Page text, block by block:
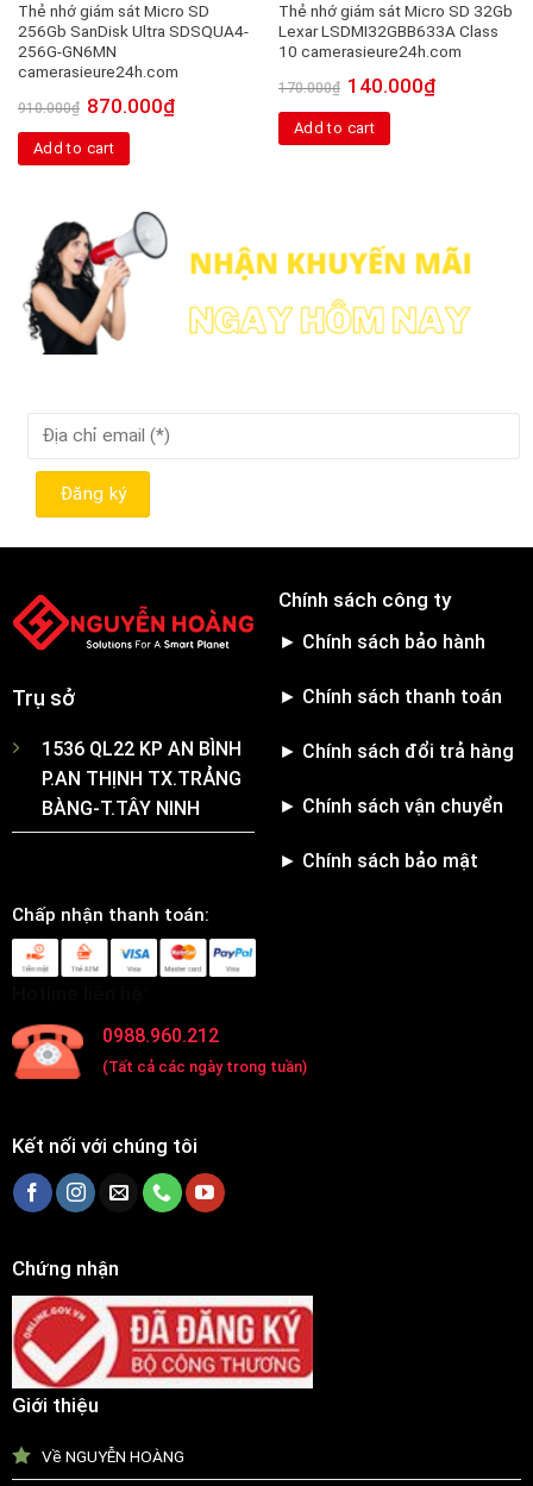
Thẻ nhớ giám sát Micro SD
256Gb SanDisk Ultra SDSQUA4-
256G-GN6MN
camerasieure24h.com
910.000₫ 870.000₫
Add to cart
Thẻ nhớ giám sát Micro SD 32Gb
Lexar LSDMI32GBB633A Class
10 camerasieure24h.com
170.000₫ 140.000₫
Add to cart
Trụ sở
1536 QL22 KP AN BÌNH
P.AN THỊNH TX.TRẢNG
BÀNG-T.TÂY NINH
Chính sách công ty
► Chính sách bảo hành
► Chính sách thanh toán
► Chính sách đổi trả hàng
► Chính sách vận chuyển
► Chính sách bảo mật
Chấp nhận thanh toán:
0988.960.212
(Tất cả các ngày trong tuần)
Kết nối với chúng tôi
Chứng nhận
Giới thiệu
Về NGUYỄN HOÀNG